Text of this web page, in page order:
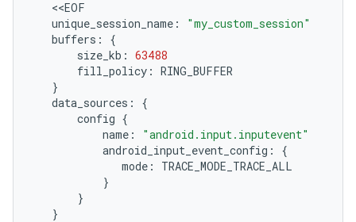
unique_session_name:
"my_custom_session"
buffers:
{
size_kb: 63488
fill_policy:
}
data_sources:
{
config {
name:
"android.input.inputevent"
android_input_event_config:
{
mode:
}
}
}